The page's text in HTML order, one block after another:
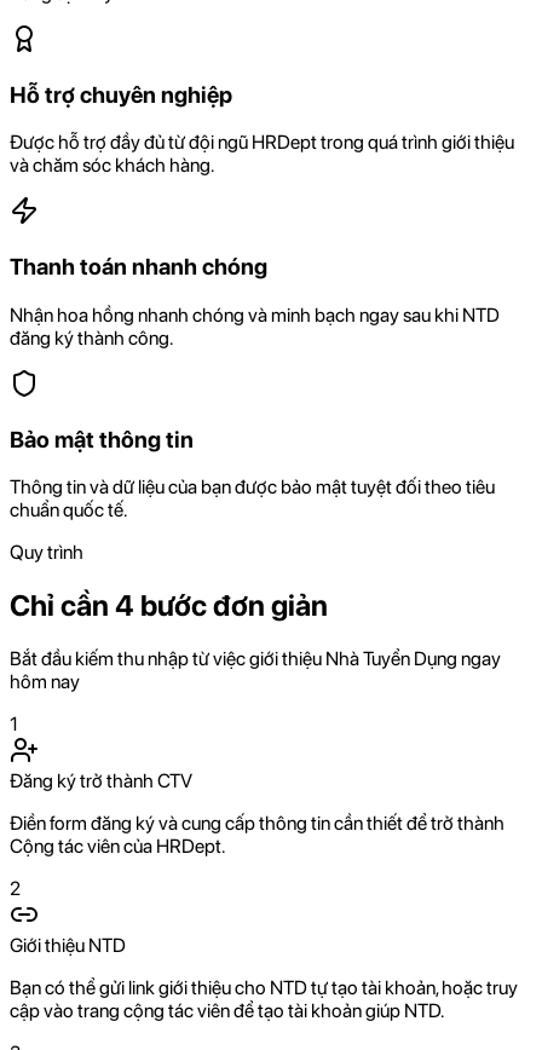
Hỗ trợ chuyên nghiệp
Được hỗ trợ đầy đủ từ đội ngũ HRDept trong quá trình giới thiệu
và chăm sóc khách hàng.
Thanh toán nhanh chóng
Nhận hoa hồng nhanh chóng và minh bạch ngay sau khi NTD
đăng ký thành công.
Bảo mật thông tin
Thông tin và dữ liệu của bạn được bảo mật tuyệt đối theo tiêu
chuẩn quốc tế.
Quy trình
Chỉ cần 4 bước đơn giản
Bắt đầu kiếm thu nhập từ việc giới thiệu Nhà Tuyển Dụng ngay
hôm nay
1
Đăng ký trở thành CTV
Điền form đăng ký và cung cấp thông tin cần thiết để trở thành
Cộng tác viên của HRDept.
2
Giới thiệu NTD
Bạn có thể gửi link giới thiệu cho NTD tự tạo tài khoản, hoặc truy
cập vào trang cộng tác viên để tạo tài khoản giúp NTD.